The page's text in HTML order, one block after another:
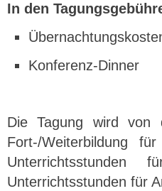
In den
Konferenz-Dinner
Die Tagung wird von
Fort-/Weiterbildung
Unterrichtsstunden für